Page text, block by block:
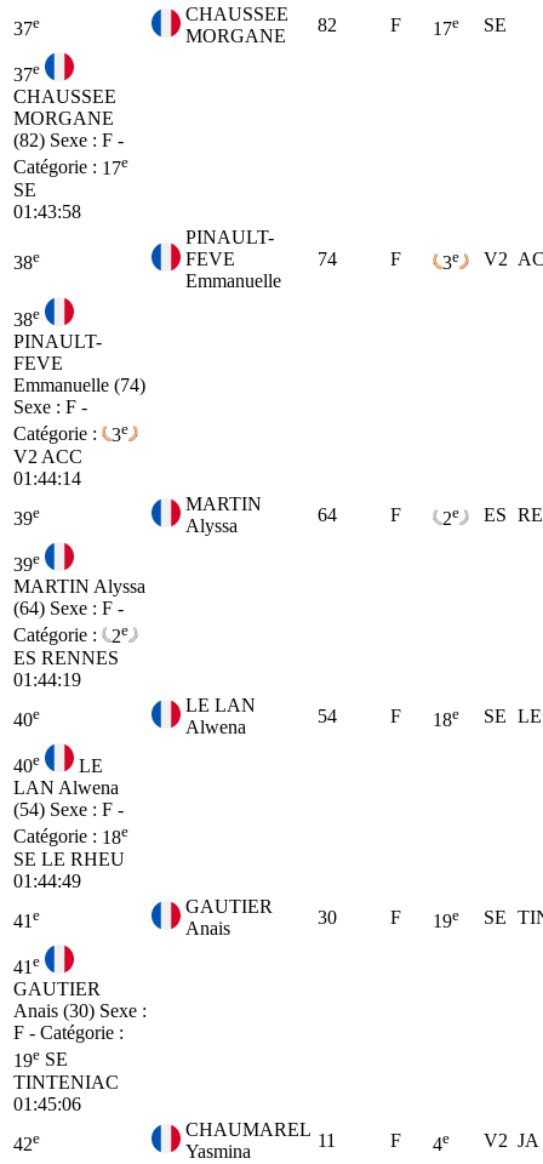
37e
CHAUSSEE
MORGANE
82 F 17e SE
37e
CHAUSSEE
MORGANE
(82) Sexe : F -
Catégorie : 17e
SE
01:43:58
38e
PINAULT-
FEVE
Emmanuelle
74 F 3e V2
38e
PINAULT-
FEVE
Emmanuelle (74)
Sexe : F -
Catégorie :
3e
V2 ACC
01:44:14
39e
MARTIN
Alyssa
64 F 2e ES
39e
MARTIN Alyssa
(64) Sexe : F -
Catégorie :
2e
ES RENNES
01:44:19
40e
LE LAN
Alwena
54 F 18e SE
40e
LE
LAN Alwena
(54) Sexe : F -
Catégorie : 18e
SE LE RHEU
01:44:49
41 e
GAUTIER
Anais
30 F 19e SE
41 e
GAUTIER
Anais (30) Sexe :
F - Catégorie :
19e SE
TINTENIAC
01:45:06
42e
CHAUMAREL
Yasmina
11 F 4e V2 JA